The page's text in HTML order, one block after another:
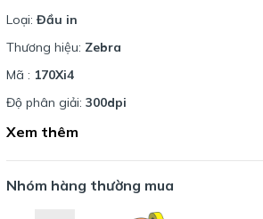
Loại: Đầu in
Thương hiệu: Zebra
Mã : 170Xi4
Độ phân giải: 300dpi
Xem thêm
Nhóm hàng thường mua